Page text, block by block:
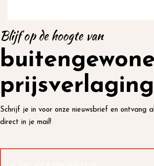
Blijf op de hoogte van
Schrijf je in voor onze nieuwsbrief en ontvang
direct in je mail!